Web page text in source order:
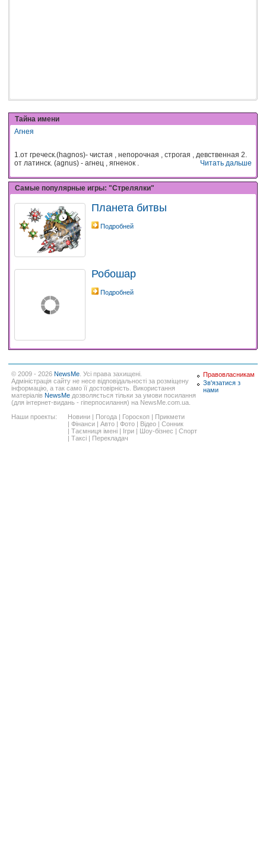
Тайна имени
Агнея
1.от греческ.(hagnos)- чистая , непорочная , строгая , девственная 2.
от латинск. (agnus) - агнец , ягненок .
Читать дальше
Самые популярные игры: "Стрелялки"
Планета битвы
Подробней
Робошар
Подробней
© 2009 - 2026 NewsMe . Усі права захищені.
Адміністрація сайту не несе відповідальності за розміщену
інформацію, а так само її достовірність. Використання
матеріалів NewsMe дозволяється тільки за умови посилання
(для інтернет-видань - гіперпосилання) на NewsMe.com.ua.
Наши проекты:
Новини Погода Гороскоп
Прикмети
Фінанси Авто Фото Відео
Сонник
Таємниця імені Ігри Шоу-бізнес
Спорт
Таксі Перекладач
Правовласникам
Зв'язатися з
нами